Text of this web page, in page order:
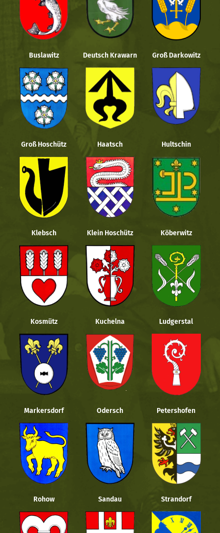
Buslawitz Deutsch Krawarn Groß Darkowitz
Groß Hoschütz Haatsch Hultschin
Klebsch Klein Hoschütz Köberwitz
Kosmütz Kuchelna Ludgerstal
Markersdorf Odersch Petershofen
Rohow Sandau Strandorf